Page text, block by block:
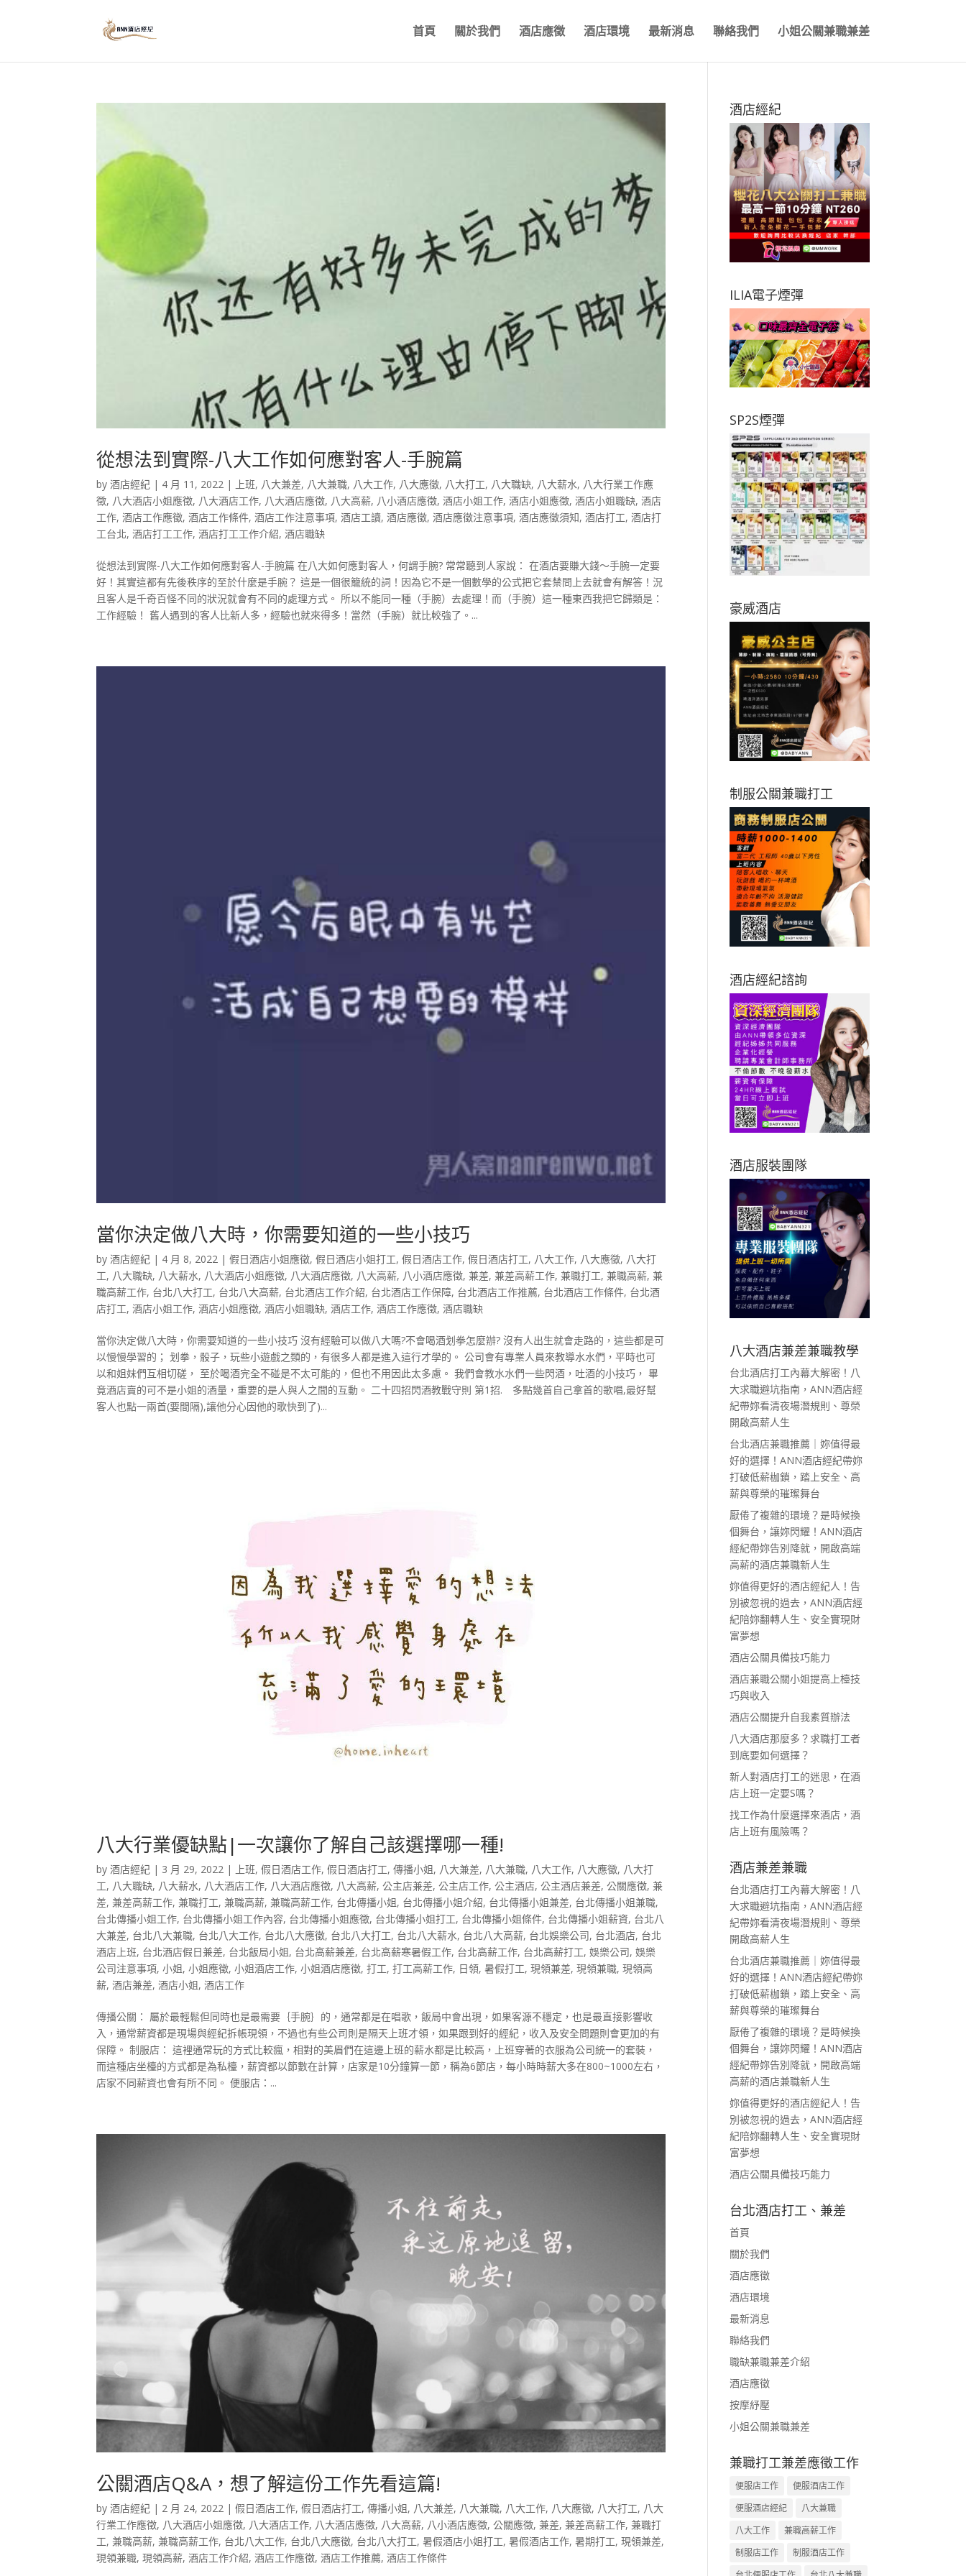
首頁 關於我們 酒店應徵 酒店環境 最新消息 聯絡我們 小姐公關兼職兼差
從想法到實際-八大工作如何應對客人-手腕篇
by酒店經紀 | 4 月 11, 2022 | 上班, 八大兼差, 八大兼職, 八大工作, 八大應徵, 八大打工, 八大職缺, 八大薪水, 八大行業工作應
徵, 八大酒店小姐應徵, 八大酒店工作, 八大酒店應徵, 八大高薪, 八小酒店應徵,酒店小姐工作,酒店小姐應徵,酒店小姐職缺,酒店
工作,酒店工作應徵,酒店工作條件,酒店工作注意事項,酒店工讀,酒店應徵,酒店應徵注意事項,酒店應徵須知,酒店打工,酒店打
工台北,酒店打工工作,酒店打工工作介紹,酒店職缺
從想法到實際-八大工作如何應對客人-手腕篇 在八大如何應對客人，何謂手腕? 常常聽到人家說： 在酒店要賺大錢～手腕一定要
好！其實這都有先後秩序的至於什麼是手腕？ 這是一個很籠統的詞！因為它不是一個數學的公式把它套禁問上去就會有解答！況
且客人是千奇百怪不同的狀況就會有不同的處理方式。 所以不能同一種（手腕）去處理！而（手腕）這一種東西我把它歸類是：
工作經驗！ 舊人遇到的客人比新人多，經驗也就來得多！當然（手腕）就比較強了。...
當你決定做八大時，你需要知道的一些小技巧
by酒店經紀 | 4 月 8, 2022 |假日酒店小姐應徵,假日酒店小姐打工,假日酒店工作,假日酒店打工, 八大工作, 八大應徵, 八大打
工, 八大職缺, 八大薪水, 八大酒店小姐應徵, 八大酒店應徵, 八大高薪, 八小酒店應徵,兼差,兼差高薪工作,兼職打工,兼職高薪,兼
職高薪工作, 台北八大打工, 台北八大高薪, 台北酒店工作介紹, 台北酒店工作保障, 台北酒店工作推薦, 台北酒店工作條件, 台北酒
店打工,酒店小姐工作,酒店小姐應徵,酒店小姐職缺,酒店工作,酒店工作應徵,酒店職缺
當你決定做八大時，你需要知道的一些小技巧 沒有經驗可以做八大嗎?不會喝酒划拳怎麼辦? 沒有人出生就會走路的，這些都是可
以慢慢學習的； 划拳，骰子，玩些小遊戲之類的，有很多人都是進入這行才學的。 公司會有專業人員來教導水水們，平時也可
以和姐妹們互相切磋， 至於喝酒完全不碰是不太可能的，但也不用因此太多慮。 我們會教水水們一些閃酒，吐酒的小技巧， 畢
竟酒店賣的可不是小姐的酒量，重要的是人與人之間的互動。 二十四招閃酒教戰守則 第1招. 多點幾首自己拿首的歌唱,最好幫
客人也點一兩首(要間隔),讓他分心因他的歌快到了)...
八大行業優缺點|一次讓你了解自己該選擇哪一種!
by酒店經紀 | 3 月 29, 2022 | 上班,假日酒店工作,假日酒店打工,傳播小姐, 八大兼差, 八大兼職, 八大工作, 八大應徵, 八大打
工, 八大職缺, 八大薪水, 八大酒店工作, 八大酒店應徵, 八大高薪,公主店兼差,公主店工作,公主酒店,公主酒店兼差,公關應徵,兼
差,兼差高薪工作,兼職打工,兼職高薪,兼職高薪工作, 台北傳播小姐, 台北傳播小姐介紹, 台北傳播小姐兼差, 台北傳播小姐兼職,
台北傳播小姐工作, 台北傳播小姐工作內容, 台北傳播小姐應徵, 台北傳播小姐打工, 台北傳播小姐條件, 台北傳播小姐薪資, 台北八
大兼差, 台北八大兼職, 台北八大工作, 台北八大應徵, 台北八大打工, 台北八大薪水, 台北八大高薪, 台北娛樂公司, 台北酒店, 台北
酒店上班, 台北酒店假日兼差, 台北飯局小姐, 台北高薪兼差, 台北高薪寒暑假工作, 台北高薪工作, 台北高薪打工,娛樂公司,娛樂
公司注意事項,小姐,小姐應徵,小姐酒店工作,小姐酒店應徵,打工,打工高薪工作, 日領,暑假打工,現領兼差,現領兼職,現領高
薪,酒店兼差,酒店小姐,酒店工作
傳播公關： 屬於最輕鬆但同時也是最需要｛手腕｝的，通常都是在唱歌，飯局中會出現，如果客源不穩定，也是最直接影響收
入，通常薪資都是現場與經紀拆帳現領，不過也有些公司則是隔天上班才領，如果跟到好的經紀，收入及安全問題則會更加的有
保障。 制服店： 這裡通常玩的方式比較瘋，相對的美眉們在這邊上班的薪水都是比較高，上班穿著的衣服為公司統一的套裝，
而這種店坐檯的方式都是為私檯，薪資都以節數在計算，店家是10分鐘算一節，稱為6節店，每小時時薪大多在800~1000左右，
店家不同薪資也會有所不同。 便服店：...
公關酒店Q&A，想了解這份工作先看這篇!
by酒店經紀 | 2 月 24, 2022 |假日酒店工作,假日酒店打工,傳播小姐, 八大兼差, 八大兼職, 八大工作, 八大應徵, 八大打工, 八大
行業工作應徵, 八大酒店小姐應徵, 八大酒店工作, 八大酒店應徵, 八大高薪, 八小酒店應徵,公關應徵,兼差,兼差高薪工作,兼職打
工,兼職高薪,兼職高薪工作, 台北八大工作, 台北八大應徵, 台北八大打工,暑假酒店小姐打工,暑假酒店工作,暑期打工,現領兼差,
現領兼職,現領高薪,酒店工作介紹,酒店工作應徵,酒店工作推薦,酒店工作條件
酒店經紀
ILIA電子煙彈
SP2S煙彈
豪威酒店
制服公關兼職打工
酒店經紀諮詢
酒店服裝團隊
八大酒店兼差兼職教學
台北酒店打工內幕大解密！八
大求職避坑指南，ANN酒店經
紀帶妳看清夜場潛規則、尊榮
開啟高薪人生
台北酒店兼職推薦｜妳值得最
好的選擇！ANN酒店經紀帶妳
打破低薪枷鎖，踏上安全、高
薪與尊榮的璀璨舞台
厭倦了複雜的環境？是時候換
個舞台，讓妳閃耀！ANN酒店
經紀帶妳告別降就，開啟高端
高薪的酒店兼職新人生
妳值得更好的酒店經紀人！告
別被忽視的過去，ANN酒店經
紀陪妳翻轉人生、安全實現財
富夢想
酒店公關具備技巧能力
酒店兼職公關小姐提高上檯技
巧與收入
酒店公關提升自我素質辦法
八大酒店那麼多？求職打工者
到底要如何選擇？
新人對酒店打工的迷思，在酒
店上班一定要S嗎？
找工作為什麼選擇來酒店，酒
店上班有風險嗎？
酒店兼差兼職
台北酒店打工內幕大解密！八
大求職避坑指南，ANN酒店經
紀帶妳看清夜場潛規則、尊榮
開啟高薪人生
台北酒店兼職推薦｜妳值得最
好的選擇！ANN酒店經紀帶妳
打破低薪枷鎖，踏上安全、高
薪與尊榮的璀璨舞台
厭倦了複雜的環境？是時候換
個舞台，讓妳閃耀！ANN酒店
經紀帶妳告別降就，開啟高端
高薪的酒店兼職新人生
妳值得更好的酒店經紀人！告
別被忽視的過去，ANN酒店經
紀陪妳翻轉人生、安全實現財
富夢想
酒店公關具備技巧能力
台北酒店打工、兼差
首頁
關於我們
酒店應徵
酒店環境
最新消息
聯絡我們
職缺兼職兼差介紹
酒店應徵
按摩紓壓
小姐公關兼職兼差
兼職打工兼差應徵工作
便服店工作
便服酒店工作
便服酒店經紀
八大兼職
八大工作
兼職高薪工作
制服店工作
制服酒店工作